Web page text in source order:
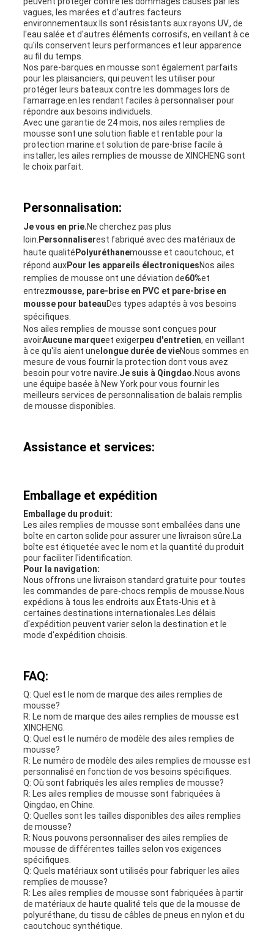
vagues, les marées et d'autres facteurs
environnementaux.Ils sont résistants aux rayons UV., de
l'eau salée et d'autres éléments corrosifs, en veillant à ce
qu'ils conservent leurs performances et leur apparence
au fil du temps.
Nos pare-barques en mousse sont également parfaits
pour les plaisanciers, qui peuvent les utiliser pour
protéger leurs bateaux contre les dommages lors de
l'amarrage.en les rendant faciles à personnaliser pour
répondre aux besoins individuels.
Avec une garantie de 24 mois, nos ailes remplies de
mousse sont une solution fiable et rentable pour la
protection marine.et solution de pare-brise facile à
installer, les ailes remplies de mousse de XINCHENG sont
le choix parfait.
Personnalisation:
Je vous en prie.Ne cherchez pas plus
loin. Personnaliserest fabriqué avec des matériaux de
haute qualité Polyuréthanemousse et caoutchouc, et
répond auxPour les appareils électroniquesNos ailes
remplies de mousse ont une déviation de60%et
entrezmousse, pare-brise en PVC et pare-brise en
mousse pour bateauDes types adaptés à vos besoins
spécifiques.
Nos ailes remplies de mousse sont conçues pour
avoirAucune marqueet exigerpeu d'entretien, en veillant
à ce qu'ils aient une longue durée de vieNous sommes en
mesure de vous fournir la protection dont vous avez
besoin pour votre navire.Je suis à Qingdao.Nous avons
une équipe basée à New York pour vous fournir les
meilleurs services de personnalisation de balais remplis
de mousse disponibles.
Assistance et services:
Emballage et expédition
Emballage du produit:
Les ailes remplies de mousse sont emballées dans une
boîte en carton solide pour assurer une livraison sûre.La
boîte est étiquetée avec le nom et la quantité du produit
pour faciliter l'identification.
Pour la navigation:
Nous offrons une livraison standard gratuite pour toutes
les commandes de pare-chocs remplis de mousse.Nous
expédions à tous les endroits aux États-Unis et à
certaines destinations internationales.Les délais
d'expédition peuvent varier selon la destination et le
mode d'expédition choisis.
FAQ:
Q: Quel est le nom de marque des ailes remplies de
mousse?
R: Le nom de marque des ailes remplies de mousse est
XINCHENG.
Q: Quel est le numéro de modèle des ailes remplies de
mousse?
R: Le numéro de modèle des ailes remplies de mousse est
personnalisé en fonction de vos besoins spécifiques.
Q: Où sont fabriqués les ailes remplies de mousse?
R: Les ailes remplies de mousse sont fabriquées à
Qingdao, en Chine.
Q: Quelles sont les tailles disponibles des ailes remplies
de mousse?
R: Nous pouvons personnaliser des ailes remplies de
mousse de différentes tailles selon vos exigences
spécifiques.
Q: Quels matériaux sont utilisés pour fabriquer les ailes
remplies de mousse?
R: Les ailes remplies de mousse sont fabriquées à partir
de matériaux de haute qualité tels que de la mousse de
polyuréthane, du tissu de câbles de pneus en nylon et du
caoutchouc synthétique.